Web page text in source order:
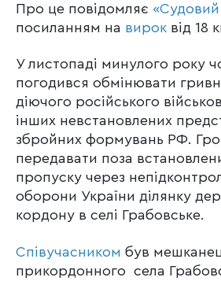
Про це повідомляє
посиланням на вирок від 18
У листопаді минулого року
погодився обмінювати
діючого російського
інших невстановлених
збройних формувань РФ.
передавати поза
пропуску через
оборони України ділянку
кордону в селі Грабовське.
Співучасником був
прикордонного села